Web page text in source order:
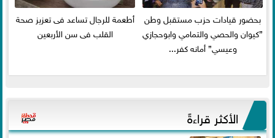
بحضور قيادات حزب مستقبل وطن
”كيوان والحصي والتمامي وابوحجازي
وعيسي” أمانه كفر...
أطعمة للرجال تساعد فى تعزيز صحة
القلب فى سن الأربعين
الأكثر قراءةً